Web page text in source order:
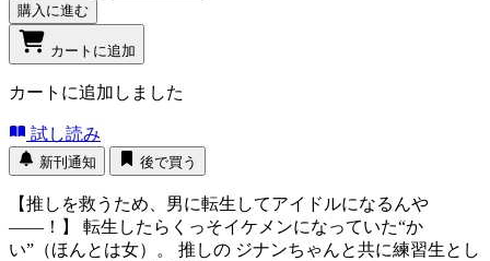
購入に進む
カートに追加
カートに追加しました
試し読み
新刊通知 後で買う
【推しを救うため、男に転生してアイドルになるんや
――！】 転生したらくっそイケメンになっていた“か
い”（ほんとは女）。 推しの ジナンちゃんと共に練習生とし